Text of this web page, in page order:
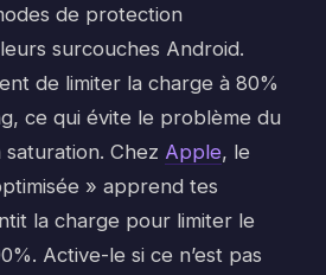
de protection
surcouches Android.
de limiter la charge à 80%
ce qui évite le problème du
Chez Apple, le
» apprend tes
la charge pour limiter le
Active-le si ce n’est pas